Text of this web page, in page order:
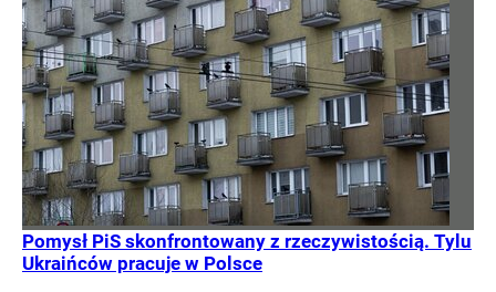
Pomysł PiS skonfrontowany z rzeczywistością. Tylu
Ukraińców pracuje w Polsce